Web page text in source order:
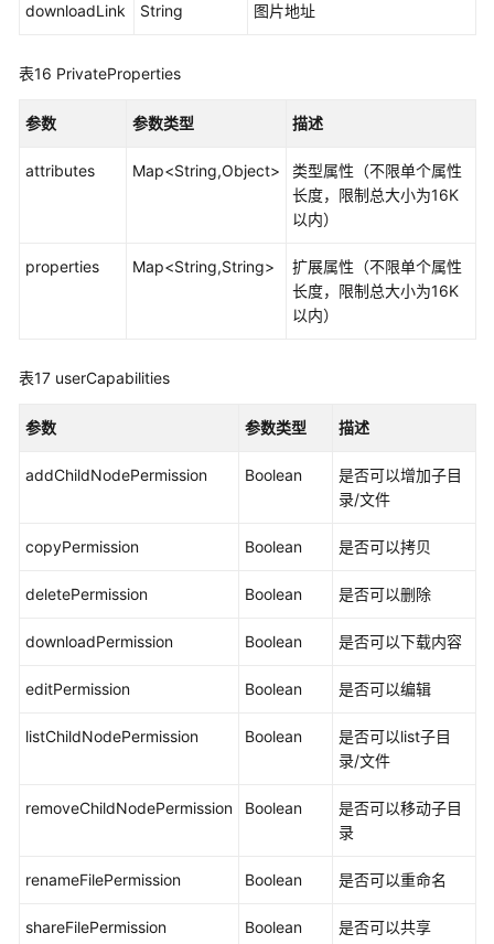
downloadLink String 图片地址
表16 PrivateProperties
参数 参数类型 描述
attributes Map<String,Object>
类型属性（不限单个属性
长度，限制总大小为16K
以内）
properties Map<String,String>
扩展属性（不限单个属性
长度，限制总大小为16K
以内）
表17 userCapabilities
参数 参数类型 描述
addChildNodePermission Boolean
是否可以增加子目
录/文件
copyPermission Boolean 是否可以拷贝
deletePermission Boolean 是否可以删除
downloadPermission Boolean 是否可以下载内容
editPermission Boolean 是否可以编辑
listChildNodePermission Boolean
是否可以list子目
录/文件
removeChildNodePermission Boolean
是否可以移动子目
录
renameFilePermission Boolean 是否可以重命名
shareFilePermission Boolean 是否可以共享